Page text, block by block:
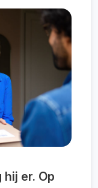
er. Op